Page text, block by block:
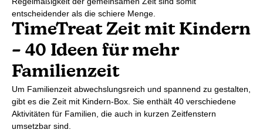
entscheidender als die schiere Menge.
TimeTreat Zeit mit Kindern
– 40 Ideen für mehr
Familienzeit
Um Familienzeit abwechslungsreich und spannend zu gestalten,
gibt es die Zeit mit Kindern-Box. Sie enthält 40 verschiedene
Aktivitäten für Familien, die auch in kurzen Zeitfenstern
umsetzbar sind.